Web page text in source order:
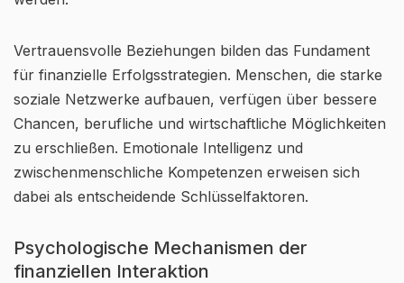
Vertrauensvolle Beziehungen bilden das Fundament
für finanzielle Erfolgsstrategien. Menschen, die starke
soziale Netzwerke aufbauen, verfügen über bessere
Chancen, berufliche und wirtschaftliche Möglichkeiten
zu erschließen. Emotionale Intelligenz und
zwischenmenschliche Kompetenzen erweisen sich
dabei als entscheidende Schlüsselfaktoren.
Psychologische Mechanismen der
finanziellen Interaktion